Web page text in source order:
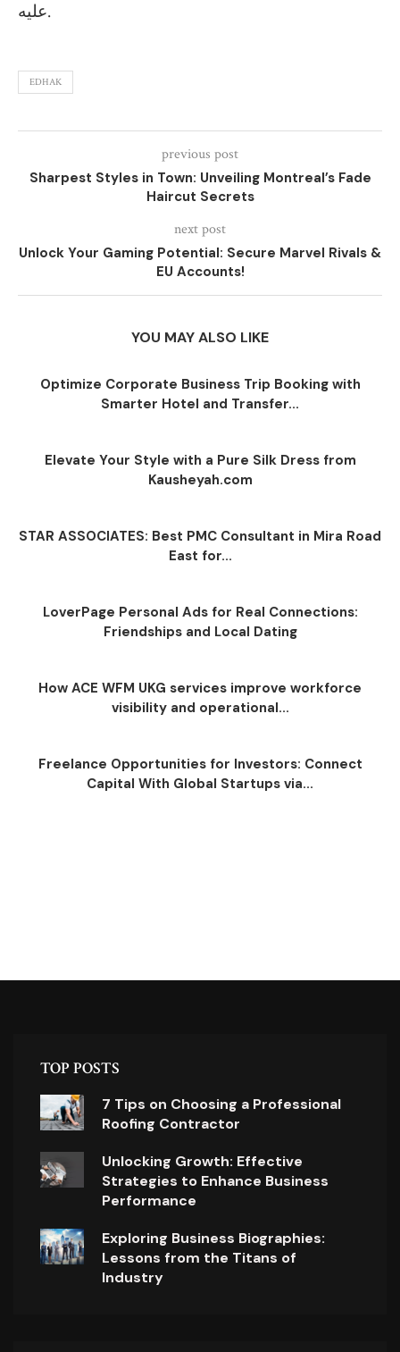
عليه.
EDHAK
previous post
Sharpest Styles in Town: Unveiling Montreal’s Fade
Haircut Secrets
next post
Unlock Your Gaming Potential: Secure Marvel Rivals &
EU Accounts!
YOU MAY ALSO LIKE
Optimize Corporate Business Trip Booking with
Smarter Hotel and Transfer...
Elevate Your Style with a Pure Silk Dress from
Kausheyah.com
STAR ASSOCIATES: Best PMC Consultant in Mira Road
East for...
LoverPage Personal Ads for Real Connections:
Friendships and Local Dating
How ACE WFM UKG services improve workforce
visibility and operational...
Freelance Opportunities for Investors: Connect
Capital With Global Startups via...
TOP POSTS
7 Tips on Choosing a Professional
Roofing Contractor
Unlocking Growth: Effective
Strategies to Enhance Business
Performance
Exploring Business Biographies:
Lessons from the Titans of
Industry